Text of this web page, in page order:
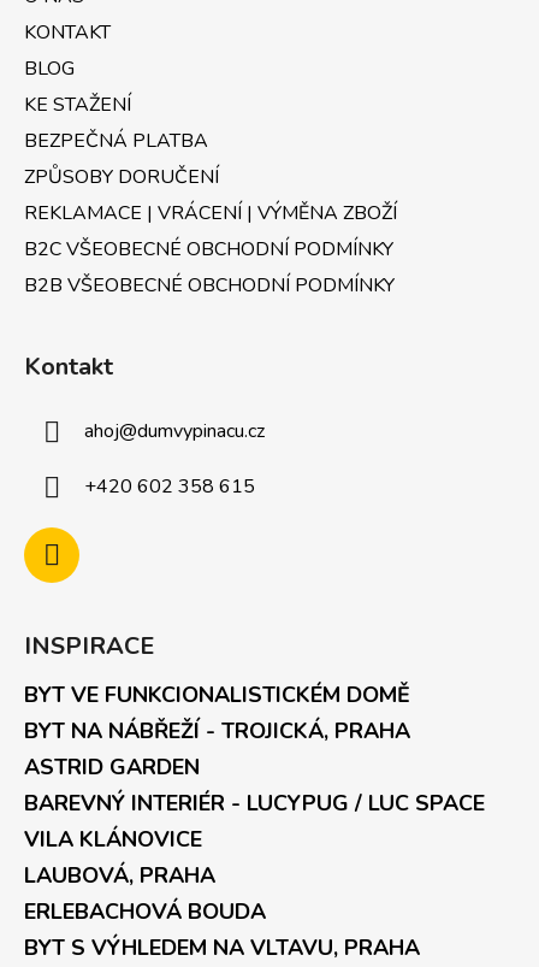
u
KONTAKT
BLOG
KE STAŽENÍ
BEZPEČNÁ PLATBA
ZPŮSOBY DORUČENÍ
REKLAMACE | VRÁCENÍ | VÝMĚNA ZBOŽÍ
B2C VŠEOBECNÉ OBCHODNÍ PODMÍNKY
B2B VŠEOBECNÉ OBCHODNÍ PODMÍNKY
Kontakt
ahoj@dumvypinacu.cz
+420 602 358 615
INSPIRACE
BYT VE FUNKCIONALISTICKÉM DOMĚ
BYT NA NÁBŘEŽÍ - TROJICKÁ, PRAHA
ASTRID GARDEN
BAREVNÝ INTERIÉR - LUCYPUG / LUC SPACE
VILA KLÁNOVICE
LAUBOVÁ, PRAHA
ERLEBACHOVÁ BOUDA
BYT S VÝHLEDEM NA VLTAVU, PRAHA